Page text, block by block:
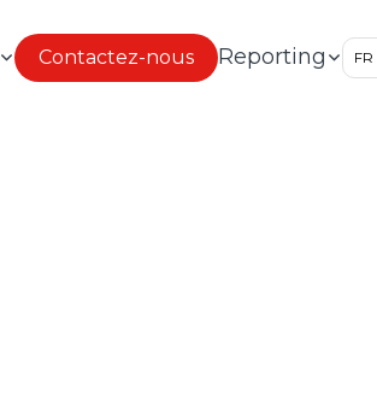
Contactez-nous Reporting FR